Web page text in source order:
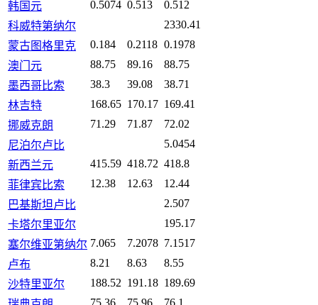
韩国元 0.5074 0.513
0.512
科威特第纳尔
2330.41
蒙古图格里克
0.184 0.2118 0.1978
澳门元
88.75 89.16
88.75
墨西哥比索
38.3 39.08
38.71
林吉特
168.65 170.17 169.41
挪威克朗
71.29 71.87
72.02
尼泊尔卢比
5.0454
新西兰元
415.59 418.72 418.8
菲律宾比索
12.38 12.63
12.44
巴基斯坦卢比
2.507
卡塔尔里亚尔
195.17
塞尔维亚第纳尔 7.065 7.2078 7.1517
卢布
8.21 8.63
8.55
沙特里亚尔
188.52 191.18 189.69